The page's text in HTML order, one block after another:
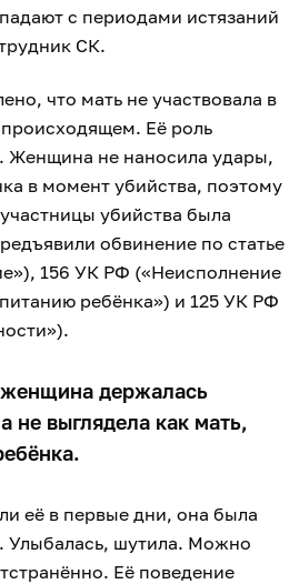
с периодами истязаний
СК.
что мать не участвовала в
Её роль
Женщина не наносила удары,
в момент убийства, поэтому
убийства была
обвинение по статье
156 УК РФ («Неисполнение
ребёнка») и 125 УК РФ
держалась
не выглядела как мать,
её в первые дни, она была
Улыбалась, шутила. Можно
Её поведение